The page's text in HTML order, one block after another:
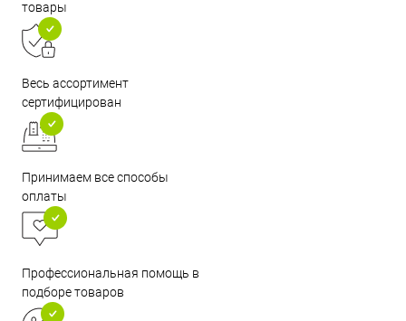
товары
Весь ассортимент
сертифицирован
Принимаем все способы
оплаты
Профессиональная помощь в
подборе товаров